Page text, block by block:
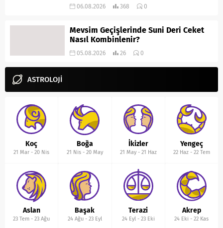
06.08.2026 368 0
Mevsim Geçişlerinde Suni Deri Ceket
Nasıl Kombinlenir?
05.08.2026 26 0
ASTROLOJİ
Koç
21 Mar -20 Nis
Boğa
21 Nis- 20 May
İkizler
21 May- 21 Haz
Yengeç
22 Haz- 22 Tem
Aslan
23 Tem -23 Ağu
Başak
24 Ağu- 23 Eyl
Terazi
24 Eyl - 23 Eki
Akrep
24 Eki -22 Kas